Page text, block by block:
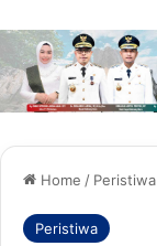
Home / Peristiwa
Peristiwa